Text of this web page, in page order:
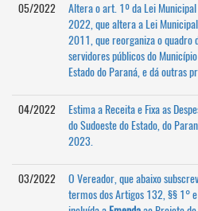
05/2022
Altera o art. 1º da Lei
2022, que altera a Lei
2011, que reorganiza o quadro
servidores públicos do
Estado do Paraná, e dá outras
04/2022
Estima a Receita e Fixa as
do Sudoeste do Estado, do
2023.
03/2022
O Vereador, que abaixo
termos dos Artigos 132, §§ 1°